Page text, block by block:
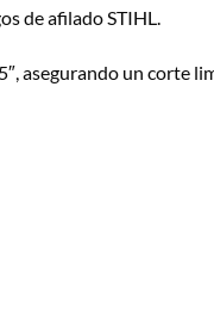
de afilado STIHL.
asegurando un corte